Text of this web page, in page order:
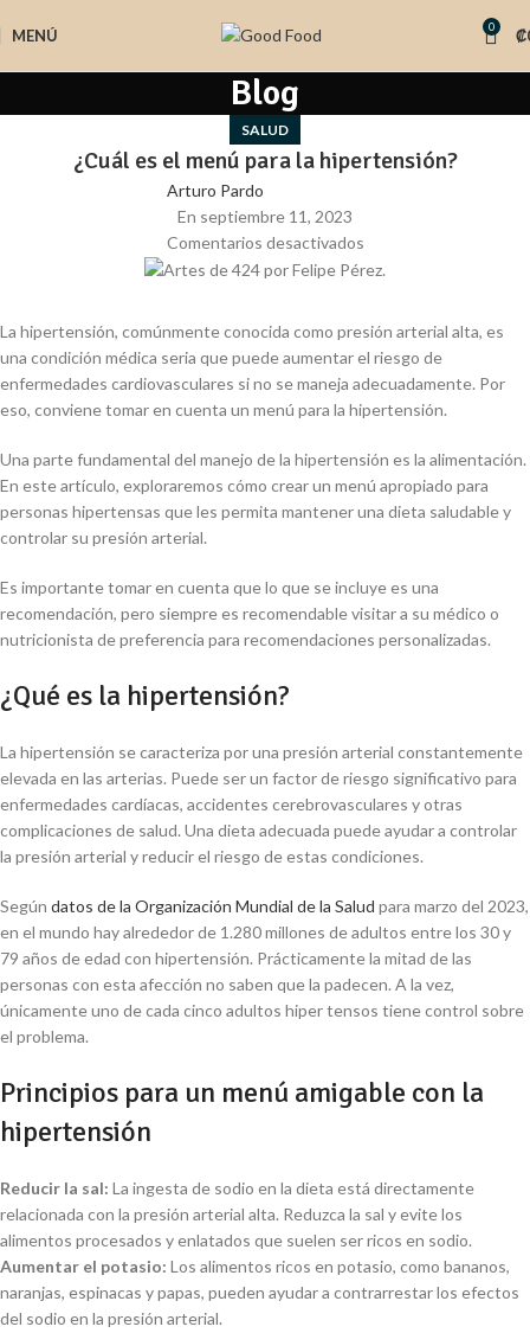
MENÚ 0 ₡
Blog
SALUD
¿Cuál es el menú para la hipertensión?
Arturo Pardo
En septiembre 11, 2023
Comentarios desactivados
La hipertensión, comúnmente conocida como presión arterial alta, es
una condición médica seria que puede aumentar el riesgo de
enfermedades cardiovasculares si no se maneja adecuadamente. Por
eso, conviene tomar en cuenta un menú para la hipertensión.
Una parte fundamental del manejo de la hipertensión es la alimentación.
En este artículo, exploraremos cómo crear un menú apropiado para
personas hipertensas que les permita mantener una dieta saludable y
controlar su presión arterial.
Es importante tomar en cuenta que lo que se incluye es una
recomendación, pero siempre es recomendable visitar a su médico o
nutricionista de preferencia para recomendaciones personalizadas.
¿Qué es la hipertensión?
La hipertensión se caracteriza por una presión arterial constantemente
elevada en las arterias. Puede ser un factor de riesgo significativo para
enfermedades cardíacas, accidentes cerebrovasculares y otras
complicaciones de salud. Una dieta adecuada puede ayudar a controlar
la presión arterial y reducir el riesgo de estas condiciones.
Según datos de la Organización Mundial de la Salud para marzo del 2023,
en el mundo hay alrededor de 1.280 millones de adultos entre los 30 y
79 años de edad con hipertensión. Prácticamente la mitad de las
personas con esta afección no saben que la padecen. A la vez,
únicamente uno de cada cinco adultos hiper tensos tiene control sobre
el problema.
Principios para un menú amigable con la
hipertensión
Reducir la sal: La ingesta de sodio en la dieta está directamente
relacionada con la presión arterial alta. Reduzca la sal y evite los
alimentos procesados y enlatados que suelen ser ricos en sodio.
Aumentar el potasio: Los alimentos ricos en potasio, como bananos,
naranjas, espinacas y papas, pueden ayudar a contrarrestar los efectos
del sodio en la presión arterial.